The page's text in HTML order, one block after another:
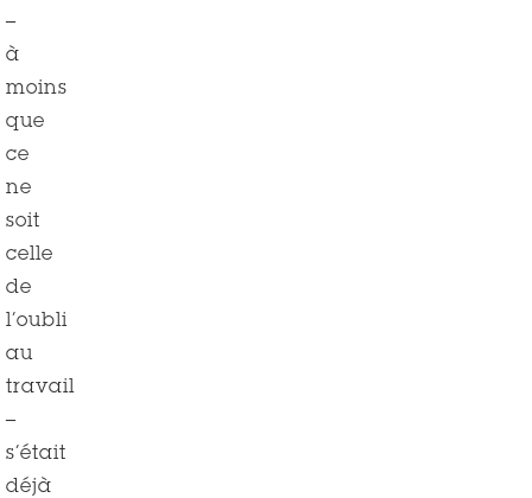
–
à
moins
que
ce
ne
soit
celle
de
l’oubli
au
travail
–
s’était
déjà